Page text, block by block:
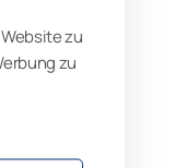
zu
zu